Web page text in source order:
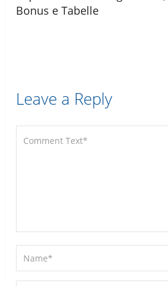
Bonus e Tabelle
Leave a Reply